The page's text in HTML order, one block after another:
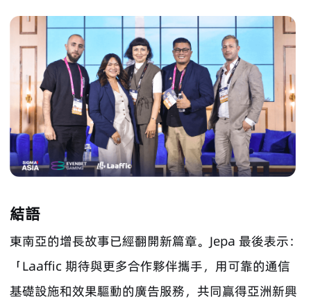
結語
東南亞的增長故事已經翻開新篇章。Jepa 最後表示：
「Laaffic 期待與更多合作夥伴攜手，用可靠的通信
基礎設施和效果驅動的廣告服務，共同贏得亞洲新興